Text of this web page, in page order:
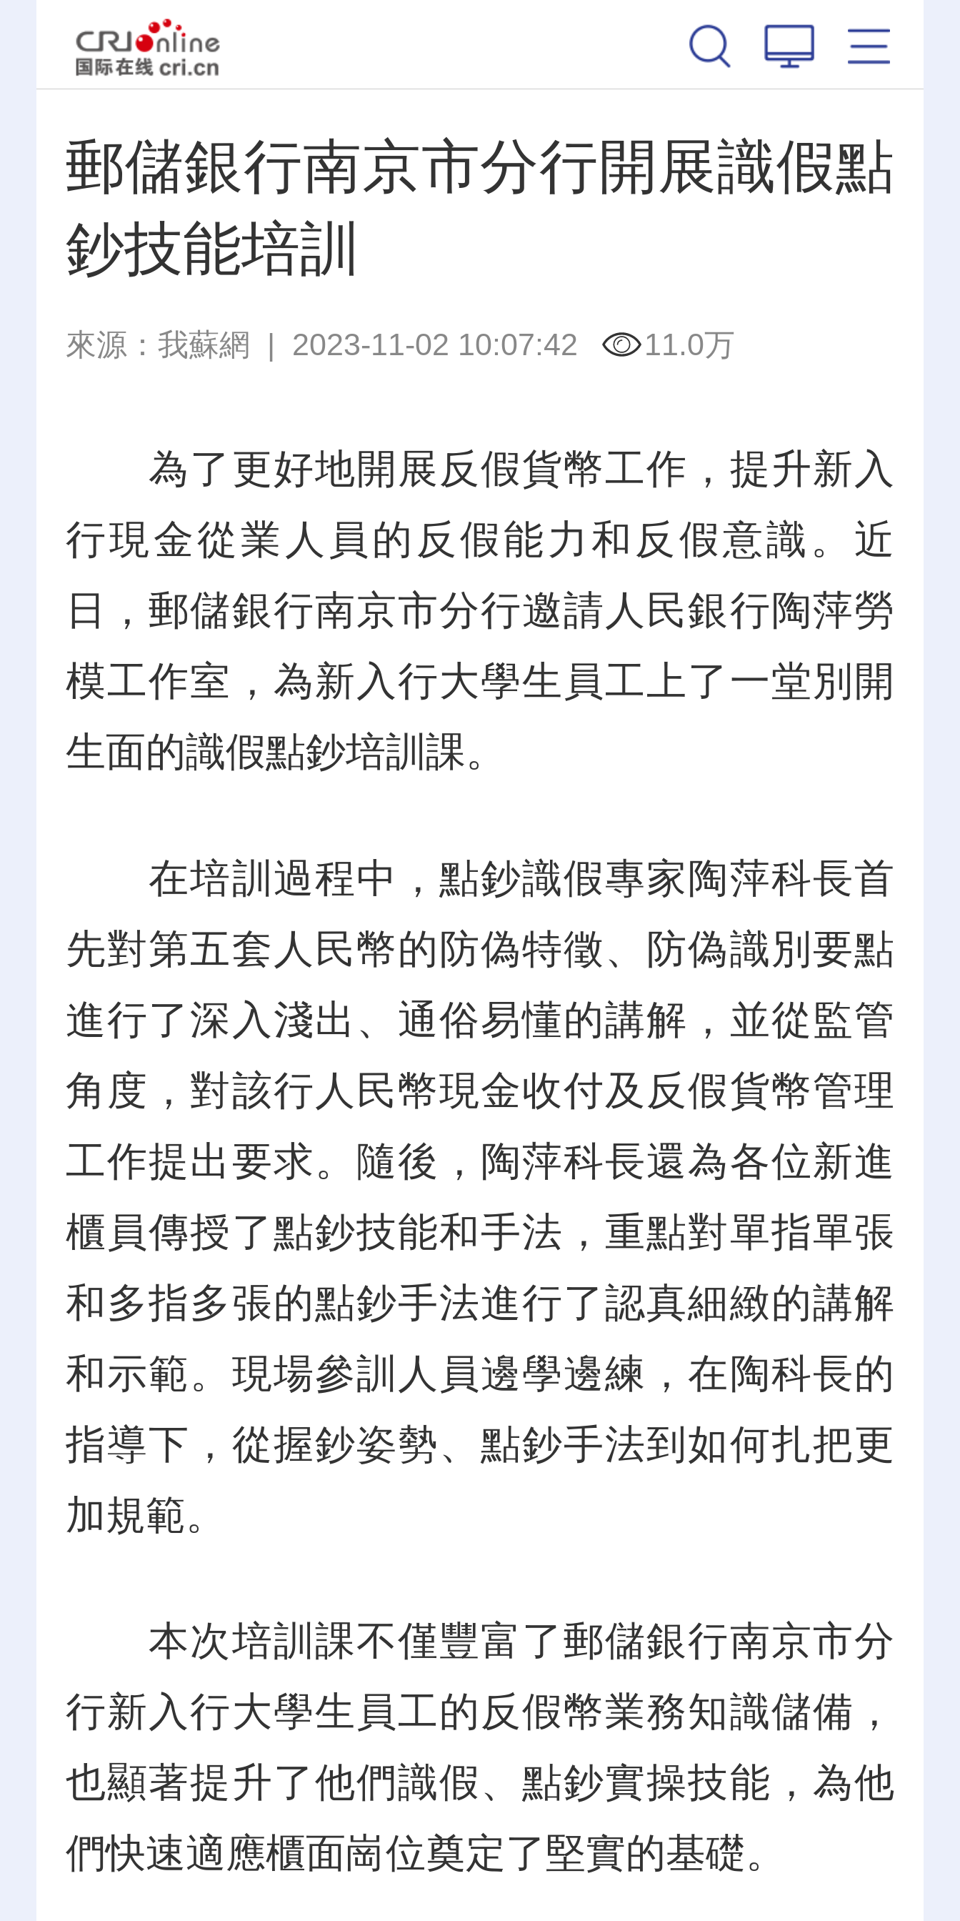
郵儲銀行南京市分行開展識假點
鈔技能培訓
來源：我蘇網 | 2023-11-02 10:07:42 11.0万
為了更好地開展反假貨幣工作，提升新入
行現金從業人員的反假能力和反假意識。近
日，郵儲銀行南京市分行邀請人民銀行陶萍勞
模工作室，為新入行大學生員工上了一堂別開
生面的識假點鈔培訓課。
在培訓過程中，點鈔識假專家陶萍科長首
先對第五套人民幣的防偽特徵、防偽識別要點
進行了深入淺出、通俗易懂的講解，並從監管
角度，對該行人民幣現金收付及反假貨幣管理
工作提出要求。隨後，陶萍科長還為各位新進
櫃員傳授了點鈔技能和手法，重點對單指單張
和多指多張的點鈔手法進行了認真細緻的講解
和示範。現場參訓人員邊學邊練，在陶科長的
指導下，從握鈔姿勢、點鈔手法到如何扎把更
加規範。
本次培訓課不僅豐富了郵儲銀行南京市分
行新入行大學生員工的反假幣業務知識儲備，
也顯著提升了他們識假、點鈔實操技能，為他
們快速適應櫃面崗位奠定了堅實的基礎。